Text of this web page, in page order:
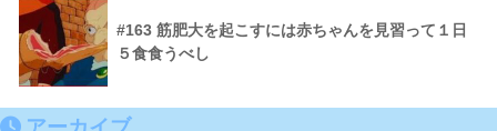
#163 筋肥大を起こすには赤ちゃんを見習って１日
５食食うべし